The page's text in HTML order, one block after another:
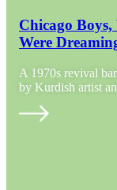
Chicago
Were
A 1970s revival
by Kurdish artist